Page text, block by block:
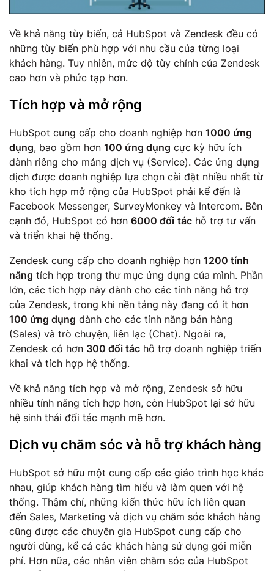
Về khả năng tùy biến, cả HubSpot và Zendesk đều có
những tùy biến phù hợp với nhu cầu của từng loại
khách hàng. Tuy nhiên, mức độ tùy chỉnh của Zendesk
cao hơn và phức tạp hơn.
Tích hợp và mở rộng
HubSpot cung cấp cho doanh nghiệp hơn 1000 ứng
dụng, bao gồm hơn 100 ứng dụng cực kỳ hữu ích
dành riêng cho mảng dịch vụ (Service). Các ứng dụng
dịch được doanh nghiệp lựa chọn cài đặt nhiều nhất từ
kho tích hợp mở rộng của HubSpot phải kể đến là
Facebook Messenger, SurveyMonkey và Intercom. Bên
cạnh đó, HubSpot có hơn 6000 đối tác hỗ trợ tư vấn
và triển khai hệ thống.
Zendesk cung cấp cho doanh nghiệp hơn 1200 tính
năng tích hợp trong thư mục ứng dụng của mình. Phần
lớn, các tích hợp này dành cho các tính năng hỗ trợ
của Zendesk, trong khi nền tảng này đang có ít hơn
100 ứng dụng dành cho các tính năng bán hàng
(Sales) và trò chuyện, liên lạc (Chat). Ngoài ra,
Zendesk có hơn 300 đối tác hỗ trợ doanh nghiệp triển
khai và tích hợp hệ thống.
Về khả năng tích hợp và mở rộng, Zendesk sở hữu
nhiều tính năng tích hợp hơn, còn HubSpot lại sở hữu
hệ sinh thái đối tác mạnh mẽ hơn.
Dịch vụ chăm sóc và hỗ trợ khách hàng
HubSpot sở hữu một cung cấp các giáo trình học khác
nhau, giúp khách hàng tìm hiểu và làm quen với hệ
thống. Thậm chí, những kiến thức hữu ích liên quan
đến Sales, Marketing và dịch vụ chăm sóc khách hàng
cũng được các chuyên gia HubSpot cung cấp cho
người dùng, kể cả các khách hàng sử dụng gói miễn
phí. Hơn nữa, các nhân viên chăm sóc của HubSpot